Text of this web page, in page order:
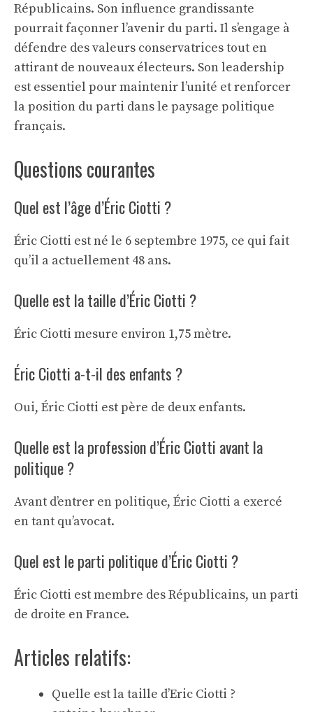
Républicains. Son influence grandissante
pourrait façonner l’avenir du parti. Il s’engage à
défendre des valeurs conservatrices tout en
attirant de nouveaux électeurs. Son leadership
est essentiel pour maintenir l’unité et renforcer
la position du parti dans le paysage politique
français.
Questions courantes
Quel est l’âge d’Éric Ciotti ?
Éric Ciotti est né le 6 septembre 1975, ce qui fait
qu’il a actuellement 48 ans.
Quelle est la taille d’Éric Ciotti ?
Éric Ciotti mesure environ 1,75 mètre.
Éric Ciotti a-t-il des enfants ?
Oui, Éric Ciotti est père de deux enfants.
Quelle est la profession d’Éric Ciotti avant la
politique ?
Avant d’entrer en politique, Éric Ciotti a exercé
en tant qu’avocat.
Quel est le parti politique d’Éric Ciotti ?
Éric Ciotti est membre des Républicains, un parti
de droite en France.
Articles relatifs:
Quelle est la taille d’Eric Ciotti ?